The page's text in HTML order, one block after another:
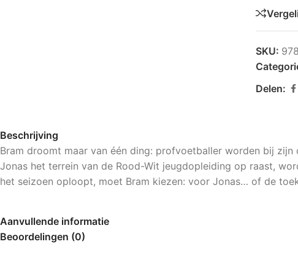
SKU:
Delen:
Beschrijving
Bram droomt maar van één ding: profvoetballer worden bij
Jonas het terrein van de Rood-Wit jeugdopleiding op raast,
het seizoen oploopt, moet Bram kiezen: voor Jonas… of de
Aanvullende informatie
Beoordelingen (0)